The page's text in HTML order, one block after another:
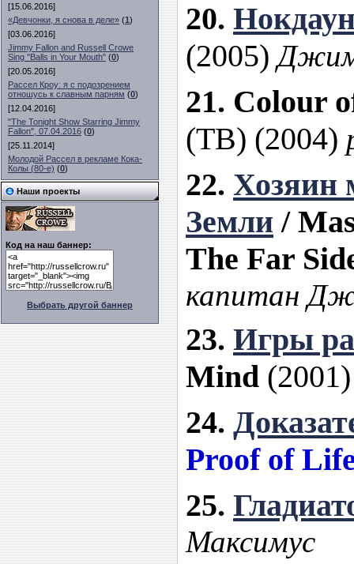
[15.06.2016]
«Девчонки, я снова в деле» (1)
[03.06.2016]
Jimmy Fallon and Russell Crowe
Sing "Balls in Your Mouth" (0)
[20.05.2016]
Рассел Кроу: я с подозрением
отношусь к славным парням (0)
[12.04.2016]
"The Tonight Show Starring Jimmy
Fallon", 07.04.2016 (0)
[25.11.2014]
Молодой Рассел в рекламе Кока-
Колы (80-е) (0)
Наши проекты
Код на наш баннер:
Выбрать другой баннер
20.
(2005)
21. Colour
(ТВ) (2004)
22. Хозяин
Земли /
The Far
капитан
23. Игры
Mind (2001)
24.
Proof of
25.
Максимус